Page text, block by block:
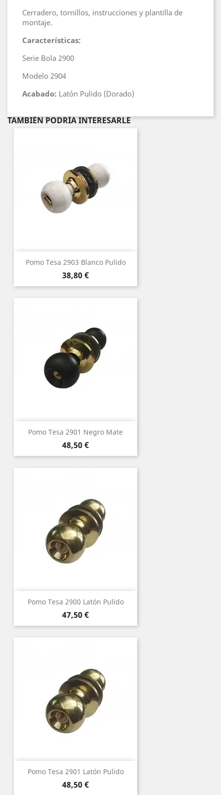
Cerradero, tornillos, instrucciones y plantilla de
montaje.
Características:
Serie Bola 2900
Modelo 2904
Acabado: Latón Pulido (Dorado)
TAMBIÉN PODRÍA INTERESARLE
Pomo Tesa 2903 Blanco Pulido
Precio
38,80 €
Pomo Tesa 2901 Negro Mate
Precio
48,50 €
Pomo Tesa 2900 Latón Pulido
Precio
47,50 €
Pomo Tesa 2901 Latón Pulido
Precio
48,50 €